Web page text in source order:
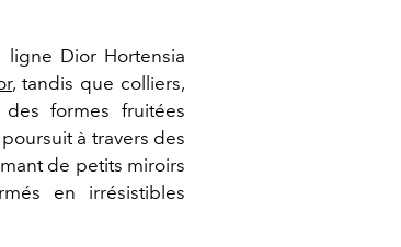
ligne Dior Hortensia
, tandis que colliers,
formes fruitées
à travers des
de petits miroirs
en irrésistibles